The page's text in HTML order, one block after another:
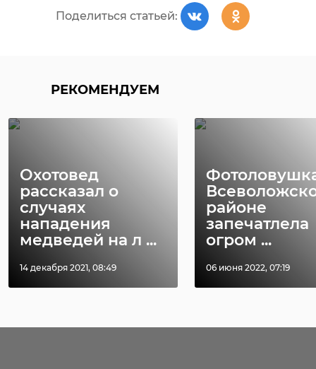
Поделиться статьей:
РЕКОМЕНДУЕМ
Охотовед
рассказал о
случаях
нападения
медведей на л ...
14 декабря 2021, 08:49
районе
запечатлела
огром ...
06 июня 2022, 07:19